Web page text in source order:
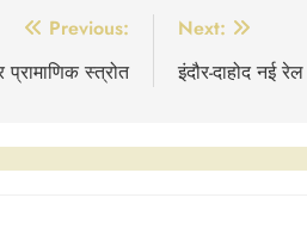
Previous:
स्त्रोत
Next:
इंदौर-दाहोद